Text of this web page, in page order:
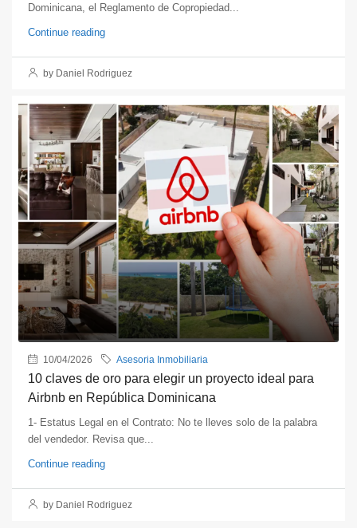
Dominicana, el Reglamento de Copropiedad...
Continue reading
by Daniel Rodriguez
10/04/2026 Asesoria Inmobiliaria
10 claves de oro para elegir un proyecto ideal para
Airbnb en República Dominicana
1- Estatus Legal en el Contrato: No te lleves solo de la palabra
del vendedor. Revisa que...
Continue reading
by Daniel Rodriguez